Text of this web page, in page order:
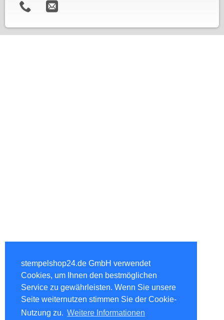
stempelshop24.de GmbH verwendet
Cookies, um Ihnen den bestmöglichen
Service zu gewährleisten. Wenn Sie unsere
Seite weiternutzen stimmen Sie der Cookie-
Nutzung zu. Weitere Informationen